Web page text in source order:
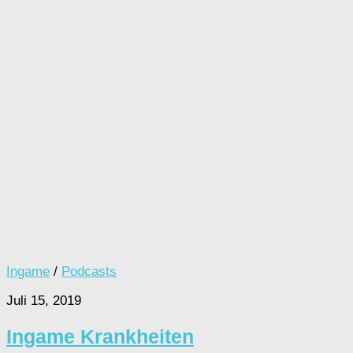
Ingame / Podcasts
Juli 15, 2019
Ingame Krankheiten